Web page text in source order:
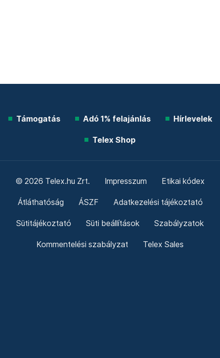
Támogatás Adó 1% felajánlás Hírlevelek
Telex Shop
© 2026 Telex.hu Zrt. Impresszum Etikai kódex
Átláthatóság ÁSZF Adatkezelési tájékoztató
Sütitájékoztató Süti beállítások Szabályzatok
Kommentelési szabályzat Telex Sales